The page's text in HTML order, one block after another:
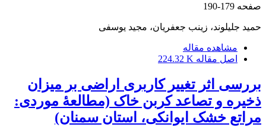
صفحه 179-190
حمید جلیلوند، زینب جعفریان، مجید یوسفی
مشاهده مقاله
اصل مقاله 224.32 K
بررسی اثر تغییر کاربری اراضی بر میزان
ذخیره و تصاعد کربن خاک (مطالعۀ موردی:
مراتع خشک ایوانکی، استان سمنان)